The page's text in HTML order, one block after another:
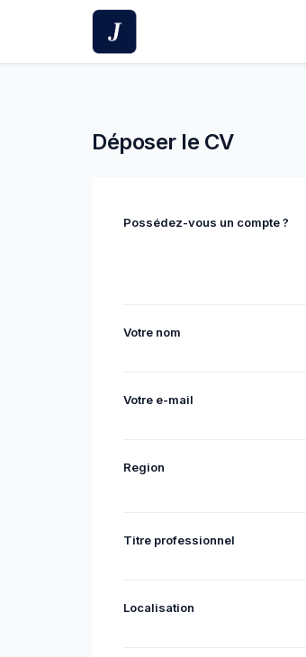
Déposer le CV
Possédez-vous un compte ?
Votre nom
Votre e-mail
Region
Titre professionnel
Localisation